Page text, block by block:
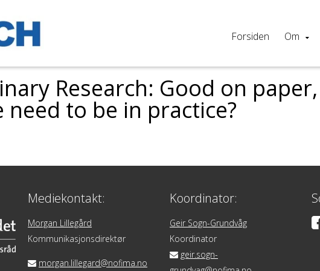
Forsiden Om
Research: Good on
need to be in practice?
Mediekontakt:
Morgan Lillegård
Kommunikasjonsdirektør
morgan.lillegard@nofima.no
Koordinator:
Geir Sogn-Grundvåg
Koordinator
geir.sogn-